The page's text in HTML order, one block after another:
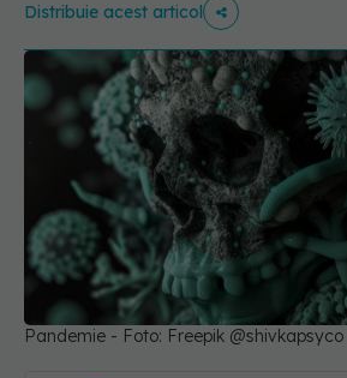
Distribuie acest articol
Pandemie - Foto: Freepik @shivkapsyco